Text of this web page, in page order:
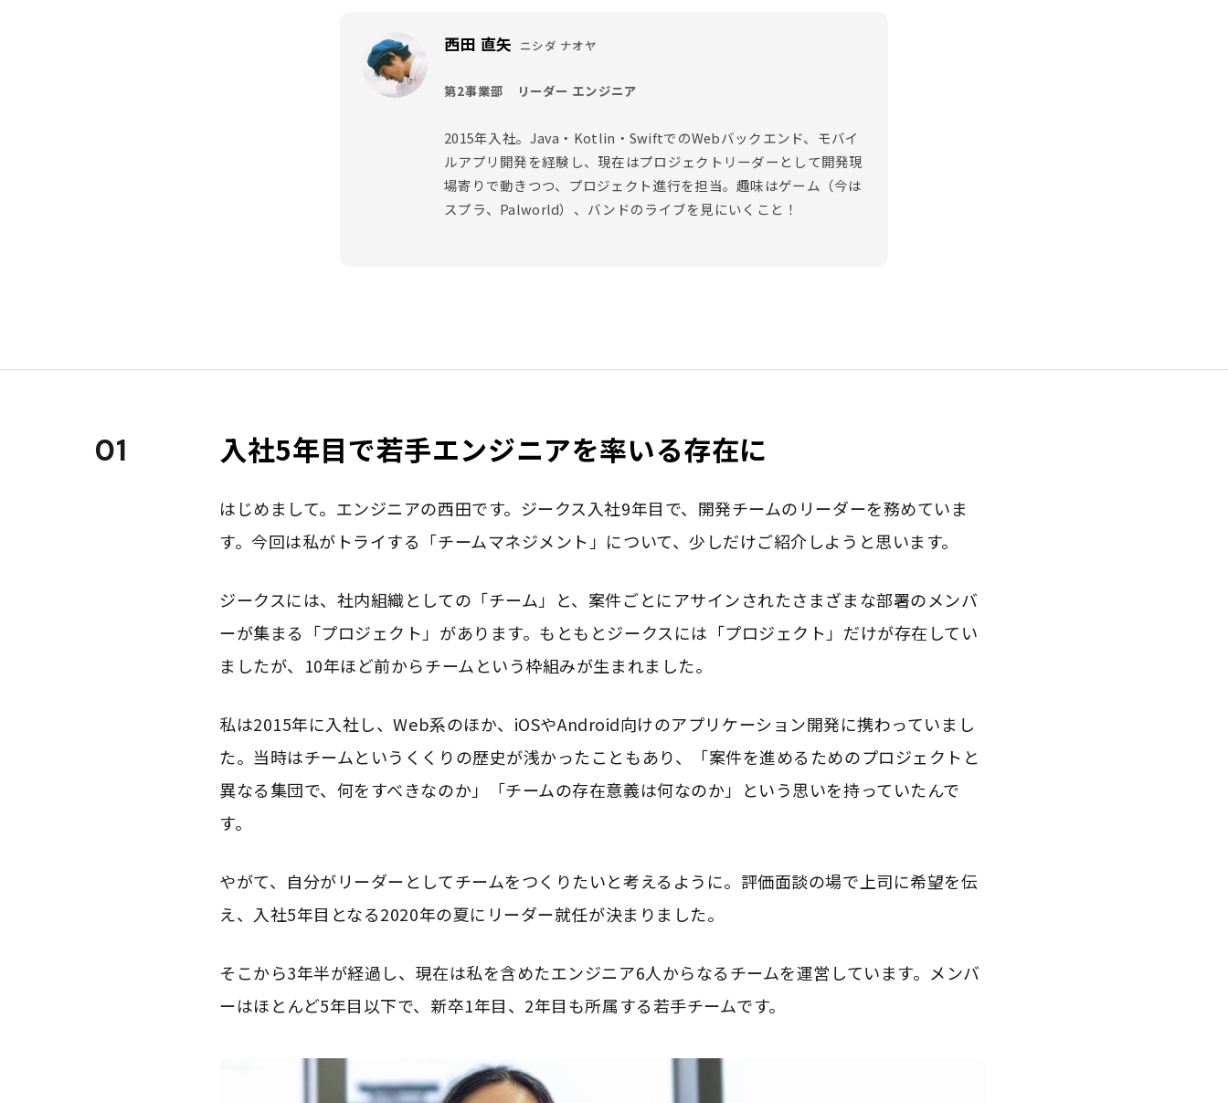
西田 直矢 ニシダ ナオヤ
第2事業部 リーダー エンジニア
2015年入社。Java・Kotlin・SwiftでのWebバックエンド、モバイ
ルアプリ開発を経験し、現在はプロジェクトリーダーとして開発現
場寄りで動きつつ、プロジェクト進行を担当。趣味はゲーム（今は
スプラ、Palworld）、バンドのライブを見にいくこと！
01 入社5年目で若手エンジニアを率いる存在に
はじめまして。エンジニアの西田です。ジークス入社9年目で、開発チームのリーダーを務めていま
す。今回は私がトライする「チームマネジメント」について、少しだけご紹介しようと思います。
ジークスには、社内組織としての「チーム」と、案件ごとにアサインされたさまざまな部署のメンバ
ーが集まる「プロジェクト」があります。もともとジークスには「プロジェクト」だけが存在してい
ましたが、10年ほど前からチームという枠組みが生まれました。
私は2015年に入社し、Web系のほか、iOSやAndroid向けのアプリケーション開発に携わっていまし
た。当時はチームというくくりの歴史が浅かったこともあり、「案件を進めるためのプロジェクトと
異なる集団で、何をすべきなのか」「チームの存在意義は何なのか」という思いを持っていたんで
す。
やがて、自分がリーダーとしてチームをつくりたいと考えるように。評価面談の場で上司に希望を伝
え、入社5年目となる2020年の夏にリーダー就任が決まりました。
そこから3年半が経過し、現在は私を含めたエンジニア6人からなるチームを運営しています。メンバ
ーはほとんど5年目以下で、新卒1年目、2年目も所属する若手チームです。